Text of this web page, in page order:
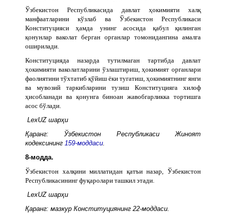
Ўзбекистон Республикасида давлат ҳокимияти халқ
манфаатларини кўзлаб ва Ўзбекистон Республикаси
Конституцияси ҳамда унинг асосида қабул қилинган
қонунлар ваколат берган органлар томонидангина амалга
оширилади.
Конституцияда назарда тутилмаган тартибда давлат
ҳокимияти ваколатларини ўзлаштириш, ҳокимият органлари
фаолиятини тўхтатиб қўйиш ёки тугатиш, ҳокимиятнинг янги
ва мувозий таркибларини тузиш Конституцияга хилоф
ҳисобланади ва қонунга биноан жавобгарликка тортишга
асос бўлади.
LexUZ шарҳи
Қаранг: Ўзбекистон Республикаси Жиноят
кодексининг 159-моддаси.
8-модда.
Ўзбекистон халқини миллатидан қатъи назар, Ўзбекистон
Республикасининг фуқаролари ташкил этади.
LexUZ шарҳи
Қаранг: мазкур Конституциянинг 22-моддаси.